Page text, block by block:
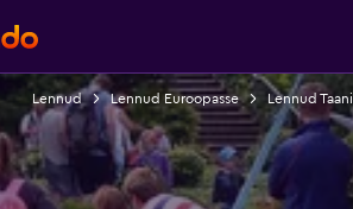
Lennud Lennud Euroopasse Lennud Taani